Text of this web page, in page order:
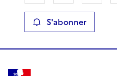
S'abonner